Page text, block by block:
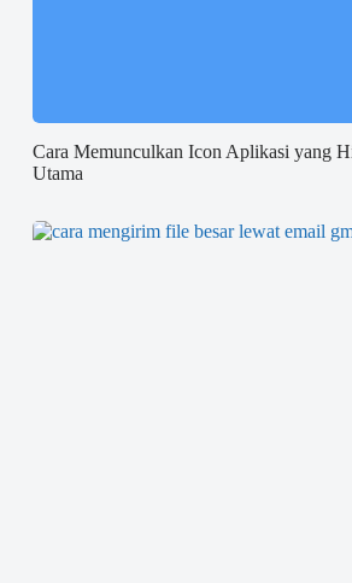
Cara Memunculkan Icon Aplikasi yang
Utama